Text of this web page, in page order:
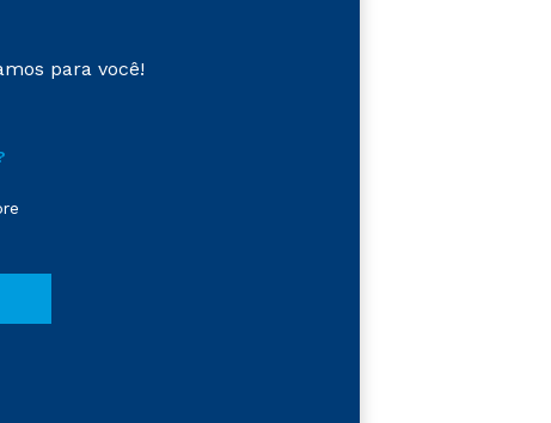
para você!